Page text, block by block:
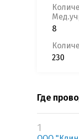
8
230
Где
1